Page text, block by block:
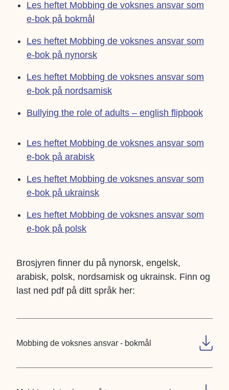
Les heftet Mobbing de voksnes ansvar som
e-bok på bokmål
Les heftet Mobbing de voksnes ansvar som
e-bok på nynorsk
Les heftet Mobbing de voksnes ansvar som
e-bok på nordsamisk
Bullying the role of adults – english flipbook
Les heftet Mobbing de voksnes ansvar som
e-bok på arabisk
Les heftet Mobbing de voksnes ansvar som
e-bok på ukrainsk
Les heftet Mobbing de voksnes ansvar som
e-bok på polsk
Brosjyren finner du på nynorsk, engelsk,
arabisk, polsk, nordsamisk og ukrainsk. Finn og
last ned pdf på ditt språk her:
Mobbing de voksnes ansvar - bokmål